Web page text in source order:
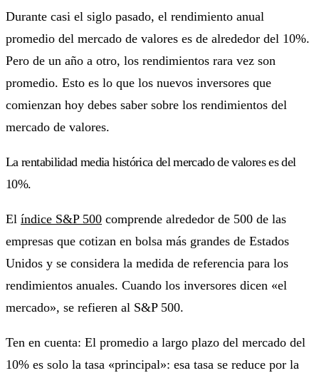
Durante casi el siglo pasado, el rendimiento anual
promedio del mercado de valores es de alrededor del 10%.
Pero de un año a otro, los rendimientos rara vez son
promedio. Esto es lo que los nuevos inversores que
comienzan hoy debes saber sobre los rendimientos del
mercado de valores.
La rentabilidad media histórica del mercado de valores es del
10%.
El índice S&P 500 comprende alrededor de 500 de las
empresas que cotizan en bolsa más grandes de Estados
Unidos y se considera la medida de referencia para los
rendimientos anuales. Cuando los inversores dicen «el
mercado», se refieren al S&P 500.
Ten en cuenta: El promedio a largo plazo del mercado del
10% es solo la tasa «principal»: esa tasa se reduce por la